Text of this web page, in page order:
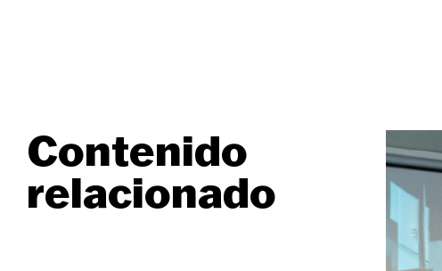
Contenido
relacionado